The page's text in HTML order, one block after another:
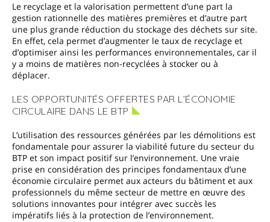
Le recyclage et la valorisation permettent d’une part la
gestion rationnelle des matières premières et d’autre part
une plus grande réduction du stockage des déchets sur site.
En effet, cela permet d’augmenter le taux de recyclage et
d’optimiser ainsi les performances environnementales, car il
y a moins de matières non-recyclées à stocker ou à
déplacer.
LES OPPORTUNITÉS OFFERTES PAR L’ÉCONOMIE
CIRCULAIRE DANS LE BTP
L’utilisation des ressources générées par les démolitions est
fondamentale pour assurer la viabilité future du secteur du
BTP et son impact positif sur l’environnement. Une vraie
prise en considération des principes fondamentaux d’une
économie circulaire permet aux acteurs du bâtiment et aux
professionnels du même secteur de mettre en œuvre des
solutions innovantes pour intégrer avec succès les
impératifs liés à la protection de l’environnement.